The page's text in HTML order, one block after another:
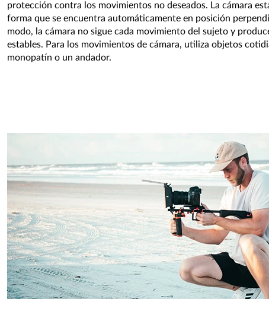
protección contra los movimientos no deseados. La cámara
forma que se encuentra automáticamente en posición
modo, la cámara no sigue cada movimiento del sujeto y
estables. Para los movimientos de cámara, utiliza objetos
monopatín o un andador.